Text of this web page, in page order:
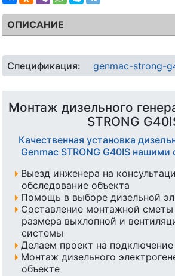
ОПИСАНИЕ
Спецификация: genmac-strong-
Монтаж дизельного
STRONG
Качественная установка
Genmac STRONG G40IS
Выезд инженера на
обследование объекта
Помощь в выборе дизельной
Составление монтажной сметы
размера выхлопной и
системы
Делаем проект на
Монтаж дизельного
объекте